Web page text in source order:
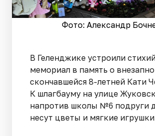
Фото: Александр
В Геленджике устроили
мемориал в память о внезапно
скончавшейся 8-летней Кати
К шлагбауму на улице
напротив школы №6 подруги
несут цветы и мягкие